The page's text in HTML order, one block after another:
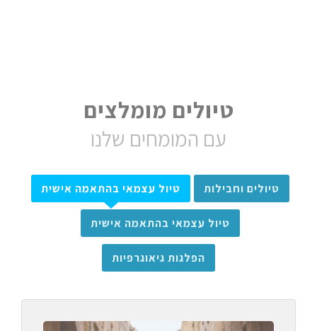
טיולים מומלצים
עם המומחים שלנו
טיולים וחבילות טיול עצמאי בהתאמה אישית
טיול עצמאי בהתאמה אישית
הפלגות גיאוגרפיות